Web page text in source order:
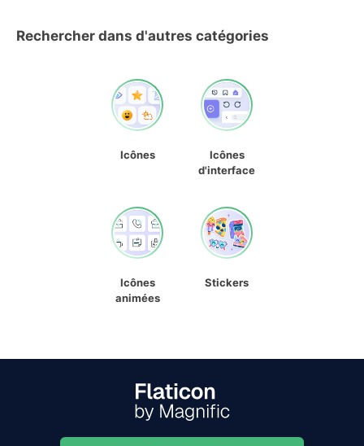
Rechercher dans d'autres catégories
Icônes
Icônes
d'interface
Icônes
animées
Stickers